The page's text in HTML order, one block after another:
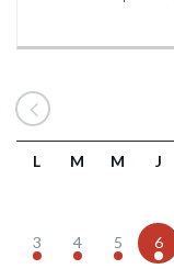
L M M J
3 4 5 6